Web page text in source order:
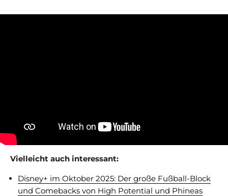
Vielleicht auch interessant:
Disney+ im Oktober 2025: Der große Fußball-Block
und Comebacks von High Potential und Phineas